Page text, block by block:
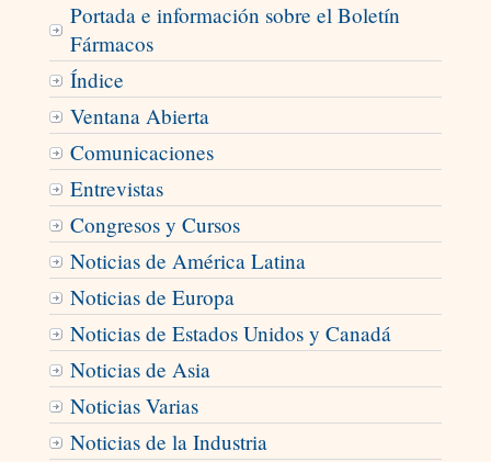
Portada e información sobre el Boletín
Fármacos
Índice
Ventana Abierta
Comunicaciones
Entrevistas
Congresos y Cursos
Noticias de América Latina
Noticias de Europa
Noticias de Estados Unidos y Canadá
Noticias de Asia
Noticias Varias
Noticias de la Industria